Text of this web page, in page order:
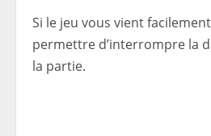
Si le jeu vous vient
permettre d’interrompre la
la partie.